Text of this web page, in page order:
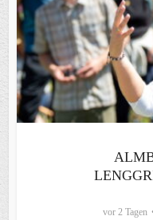
vor 2 Tagen